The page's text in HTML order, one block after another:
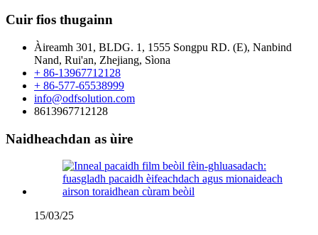
Cuir fios thugainn
Àireamh 301, BLDG. 1, 1555 Songpu RD. (E), Nanbind
Nand, Rui'an, Zhejiang, Sìona
+ 86-13967712128
+ 86-577-65538999
info@odfsolution.com
8613967712128
Naidheachdan as ùire
15/03/25